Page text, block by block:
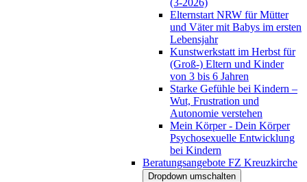
Elternstart NRW für Mütter
und Väter mit Babys im ersten
Lebensjahr
Kunstwerkstatt im Herbst für
(Groß-) Eltern und Kinder
von 3 bis 6 Jahren
Starke Gefühle bei Kindern –
Wut, Frustration und
Autonomie verstehen
Mein Körper - Dein Körper
Psychosexuelle Entwicklung
bei Kindern
Beratungsangebote FZ Kreuzkirche
Dropdown umschalten